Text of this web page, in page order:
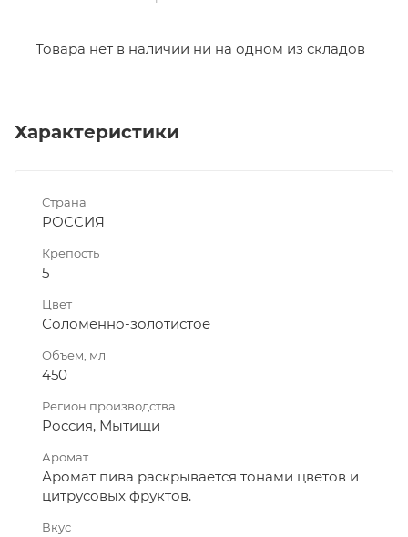
Товара нет в наличии ни на одном из складов
Характеристики
Страна
РОССИЯ
Крепость
5
Цвет
Соломенно-золотистое
Объем, мл
450
Регион производства
Россия, Мытищи
Аромат
Аромат пива раскрывается тонами цветов и
цитрусовых фруктов.
Вкус